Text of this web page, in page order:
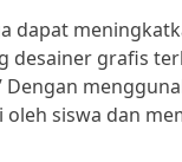
dapat
grafis
siswa dan